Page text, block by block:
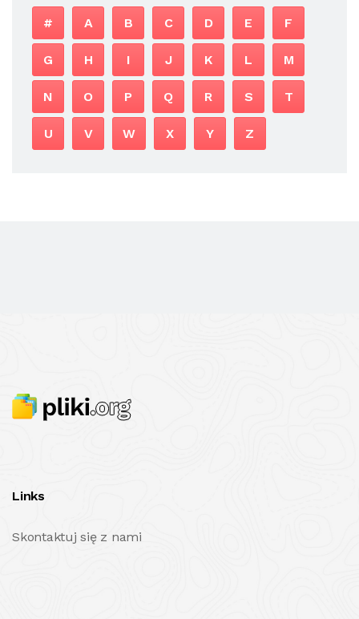
# A B C D E F
G H I J K L M
N O P Q R S T
U V W X Y Z
Links
Skontaktuj się z nami